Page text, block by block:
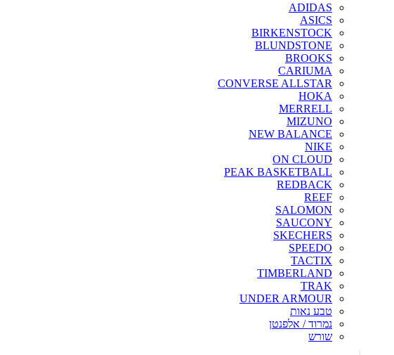
ADIDAS
ASICS
BIRKENSTOCK
BLUNDSTONE
BROOKS
CARIUMA
CONVERSE ALLSTAR
HOKA
MERRELL
MIZUNO
NEW BALANCE
NIKE
ON CLOUD
PEAK BASKETBALL
REDBACK
REEF
SALOMON
SAUCONY
SKECHERS
SPEEDO
TACTIX
TIMBERLAND
TRAK
UNDER ARMOUR
טבע נאות
נמרוד / אלפנטן
שורש